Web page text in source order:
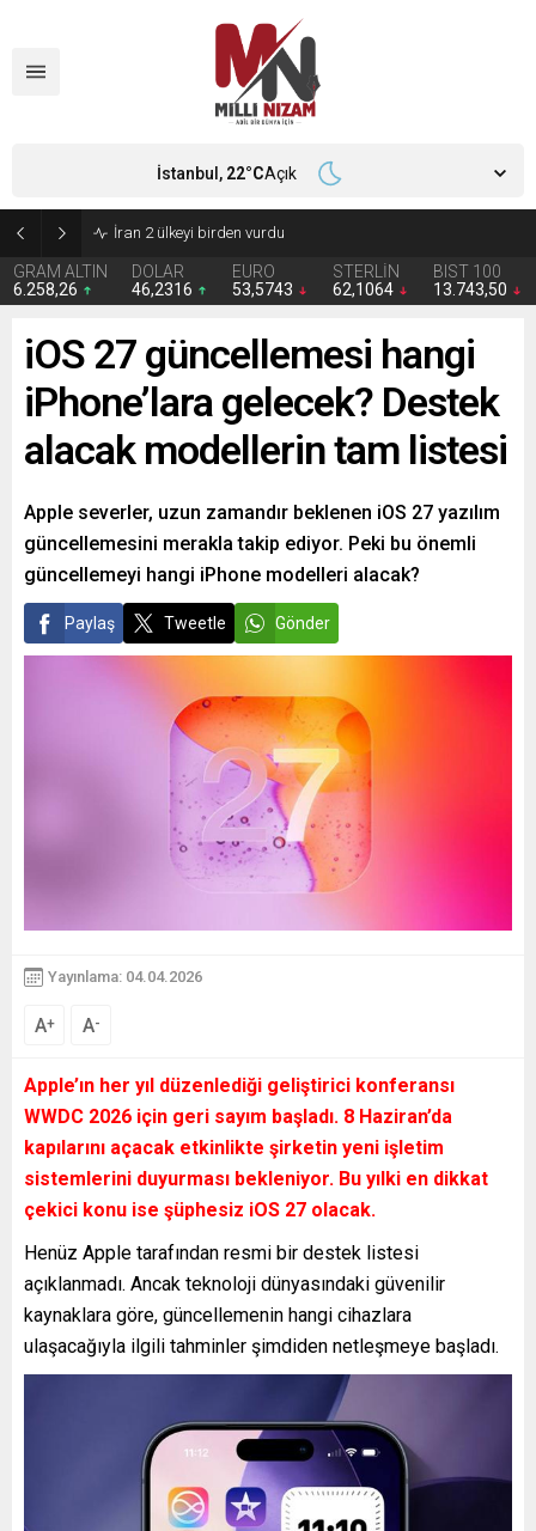
İran 2 ülkeyi birden vurdu
GRAM ALTIN
6.258,26
DOLAR
46,2316
EURO
53,5743
STERLİN
62,1064
BIST 100
13.743,50
İstanbul, 22°CAçık
iOS 27 güncellemesi hangi
iPhone’lara gelecek? Destek
alacak modellerin tam listesi
Apple severler, uzun zamandır beklenen iOS 27 yazılım
güncellemesini merakla takip ediyor. Peki bu önemli
güncellemeyi hangi iPhone modelleri alacak?
Paylaş Tweetle Gönder
Yayınlama: 04.04.2026
A+ A-
Apple’ın her yıl düzenlediği geliştirici konferansı
WWDC 2026 için geri sayım başladı. 8 Haziran’da
kapılarını açacak etkinlikte şirketin yeni işletim
sistemlerini duyurması bekleniyor. Bu yılki en dikkat
çekici konu ise şüphesiz iOS 27 olacak.
Henüz Apple tarafından resmi bir destek listesi
açıklanmadı. Ancak teknoloji dünyasındaki güvenilir
kaynaklara göre, güncellemenin hangi cihazlara
ulaşacağıyla ilgili tahminler şimdiden netleşmeye başladı.